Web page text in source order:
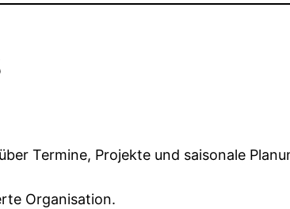
Termine, Projekte und saisonale
Organisation.